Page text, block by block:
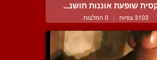
שופעת אוננות חושנ...
3103 צפיות | 0 המלצות